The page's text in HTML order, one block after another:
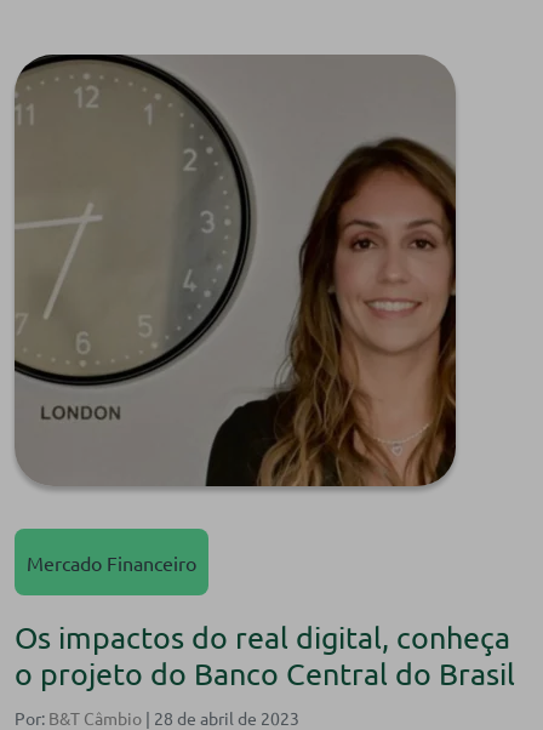
Mercado Financeiro
Os impactos do real digital, conheça
o projeto do Banco Central do Brasil
Por: B&T Câmbio | 28 de abril de 2023